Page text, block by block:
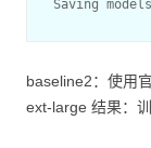
baseline2：使用
ext-large 结果：